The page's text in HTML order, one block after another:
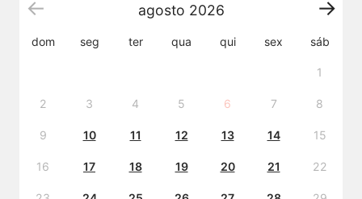
agosto 2026
dom seg ter qua qui sex sáb
1
2 3 4 5 6 7 8
9 10 11 12 13 14 15
16 17 18 19 20 21 22